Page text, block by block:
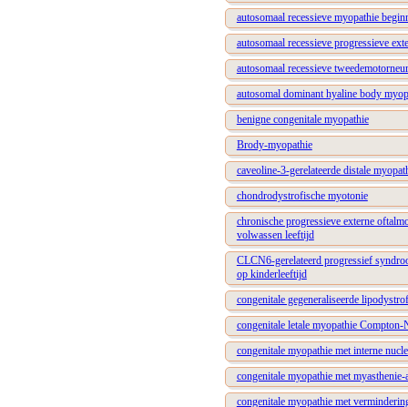
autosomaal recessieve myopathie
autosomaal recessieve progressieve
autosomaal recessieve
autosomal dominant hyaline body
benigne congenitale myopathie
Brody-myopathie
caveoline-3-gerelateerde distale
chondrodystrofische myotonie
chronische progressieve externe
volwassen leeftijd
CLCN6-gerelateerd progressief
op kinderleeftijd
congenitale gegeneraliseerde
congenitale letale myopathie
congenitale myopathie met interne
congenitale myopathie met myasthenie-
congenitale myopathie met